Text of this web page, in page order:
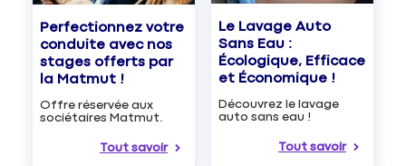
Perfectionnez votre
conduite avec nos
stages offerts par
la Matmut !
Offre réservée aux
sociétaires Matmut.
Tout savoir
Le Lavage Auto
Sans Eau :
Écologique, Efficace
et Économique !
Découvrez le lavage
auto sans eau !
Tout savoir